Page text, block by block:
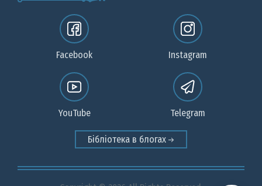
Facebook Instagram
YouTube Telegram
Бібліотека в блогах